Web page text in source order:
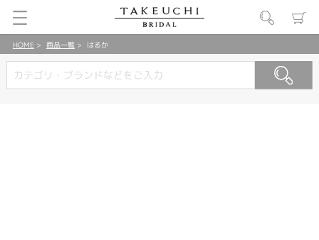
HOME 商品一覧 はるか